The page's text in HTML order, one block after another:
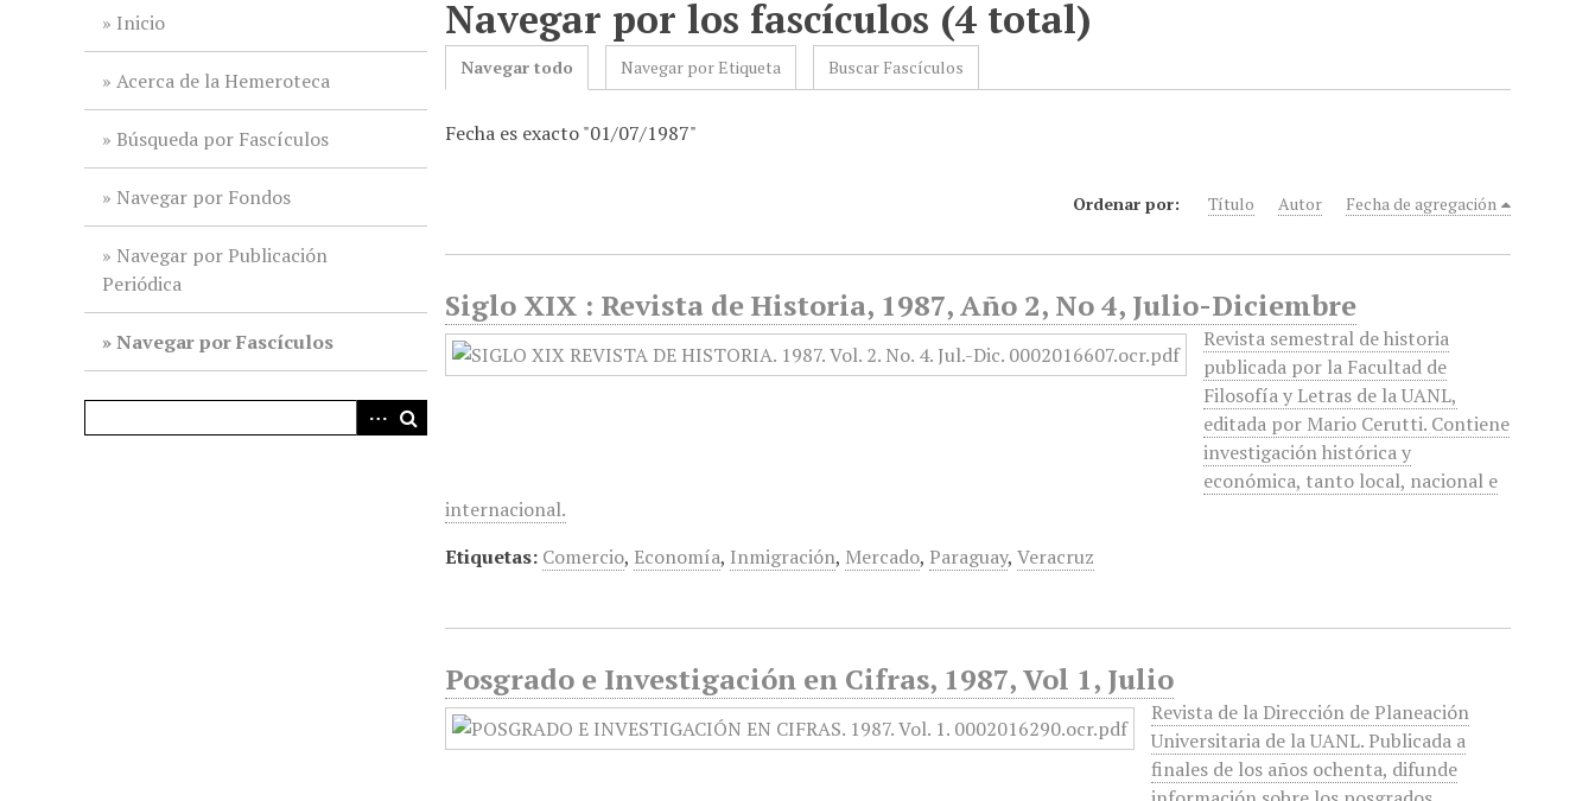
Inicio
Acerca de la Hemeroteca
Búsqueda por Fascículos
Navegar por Fondos
Navegar por Publicación
Periódica
Navegar por Fascículos
Navegar por los fascículos (4 total)
Navegar todo Navegar por Etiqueta Buscar Fascículos
Fecha es exacto "01/07/1987"
Ordenar por: Título Autor Fecha de agregación
Siglo XIX : Revista de Historia, 1987, Año 2, No 4, Julio-Diciembre
Revista semestral de historia
publicada por la Facultad de
Filosofía y Letras de la UANL,
editada por Mario Cerutti. Contiene
investigación histórica y
económica, tanto local, nacional e
internacional.
Etiquetas: Comercio, Economía, Inmigración, Mercado, Paraguay,Veracruz
Posgrado e Investigación en Cifras, 1987, Vol 1, Julio
Revista de la Dirección de Planeación
Universitaria de la UANL. Publicada a
finales de los años ochenta, difunde